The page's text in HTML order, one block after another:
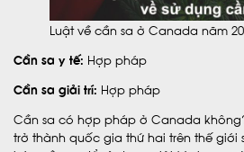
Luật về cần sa ở Canada năm
Cần sa y tế: Hợp pháp
Cần sa giải trí: Hợp pháp
Cần sa có hợp pháp ở Canada
trở thành quốc gia thứ hai trên thế giới